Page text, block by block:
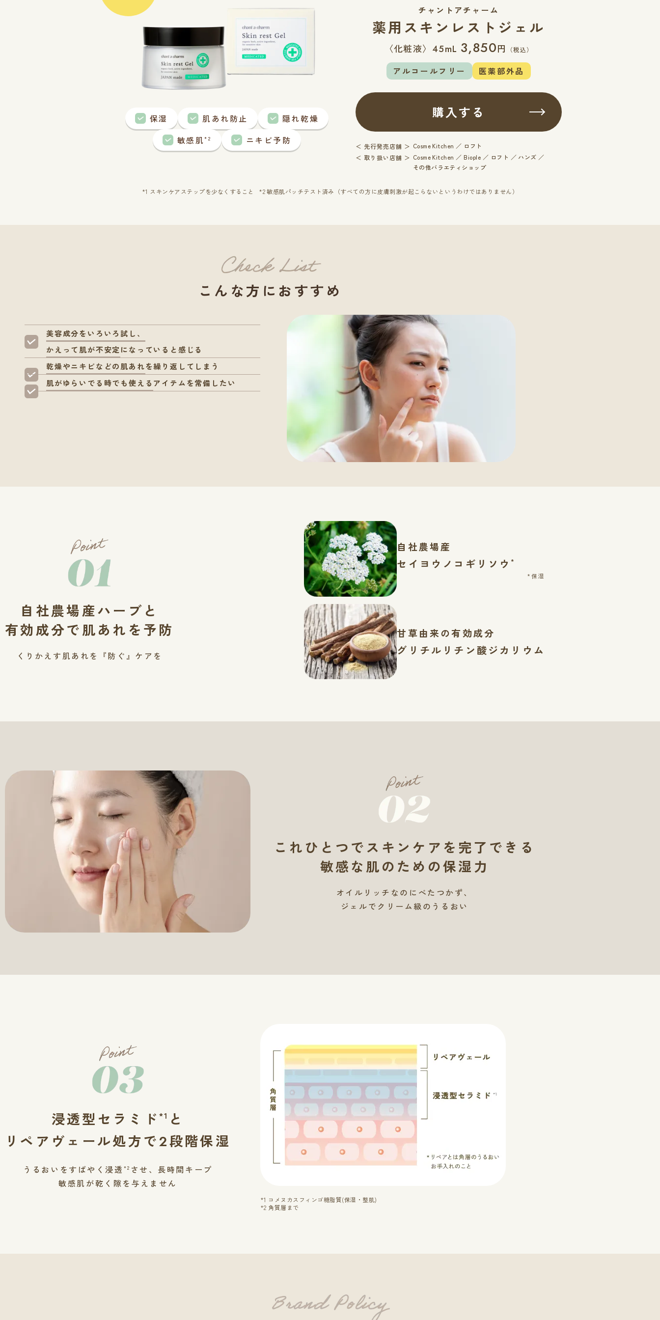
保湿 肌あれ防止
隠れ乾燥
敏感肌*2 ニキビ予防
チャントアチャーム
薬用スキンレストジェル
〈化粧液〉 45mL 3,850円 （税込）
アルコールフリー 医薬部外品
購入する
＜ 先行発売店舗 ＞ Cosme Kitchen ／ ロフト
＜ 取り扱い店舗 ＞ Cosme Kitchen ／ Biople ／ ロフト ／ ハンズ ／
その他バラエティショップ
*1 スキンケアステップを少なくすること *2 敏感肌パッチテスト済み（すべての方に皮膚刺激が起こらないというわけではありません）
こんな方におすすめ
美容成分をいろいろ試し、
かえって肌が不安定 になっていると感じる
乾燥やニキビなどの肌あれを繰り返してしまう
肌がゆらいでる時でも使える アイテムを常備したい
自社農場産ハーブと
有効成分で肌あれを予防
くりかえす肌あれを『防ぐ』ケアを
自社農場産
セイヨウノコギリソウ *
*保湿
甘草由来の有効成分
グリチルリチン酸ジカリウム
これひとつでスキンケアを完了できる
敏感な肌のための保湿力
オイルリッチなのにべたつかず、
ジェルでクリーム級のうるおい
浸透型セラミド *1 と
リペアヴェール処方で2段階保湿
うるおいをすばやく浸透 *2 させ、長時間キープ
敏感肌が乾く隙を与えません
*1 コメヌカスフィンゴ糖脂質(保湿・整肌)
*2 角質層まで